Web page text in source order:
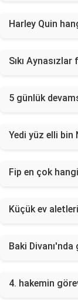
Harley Quin
Sıkı
5 günlük
Yedi yüz elli bin
Fip en çok
Küçük ev
Baki Divanı'nda
4. hakemin